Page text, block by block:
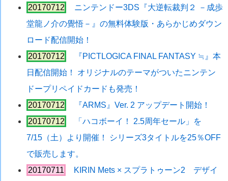
20170712
ニンテンドー3DS『大逆転裁判２ －成歩
堂龍ノ介の覺悟－』の無料体験版・あらかじめダウン
ロード配信開始！
20170712
『PICTLOGICA FINAL FANTASY ≒』本
日配信開始！ オリジナルのテーマがついたニンテン
ドープリペイドカードも発売！
20170712
『ARMS』Ver. 2 アップデート開始！
20170712
「ハコボーイ！ 2.5周年セール」を
7/15（土）より開催！ シリーズ3タイトルを25％OFF
で販売します。
20170711
KIRIN Mets × スプラトゥーン2 デザイ